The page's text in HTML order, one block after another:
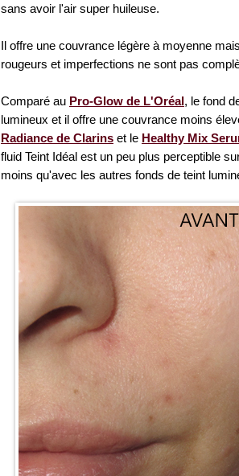
sans avoir l'air super huileuse.
Il offre une couvrance légère à moyenne
rougeurs et imperfections ne sont pas
Comparé au Pro-Glow de L'Oréal, le fond
lumineux et il offre une couvrance moins
Radiance de Clarins et le Healthy Mix
fluid Teint Idéal est un peu plus perceptible
moins qu'avec les autres fonds de teint